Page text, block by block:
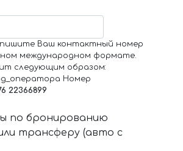
Ваш контактный номер
международном формате.
следующим образом:
Номер
22366899
по бронированию
трансферу (авто с